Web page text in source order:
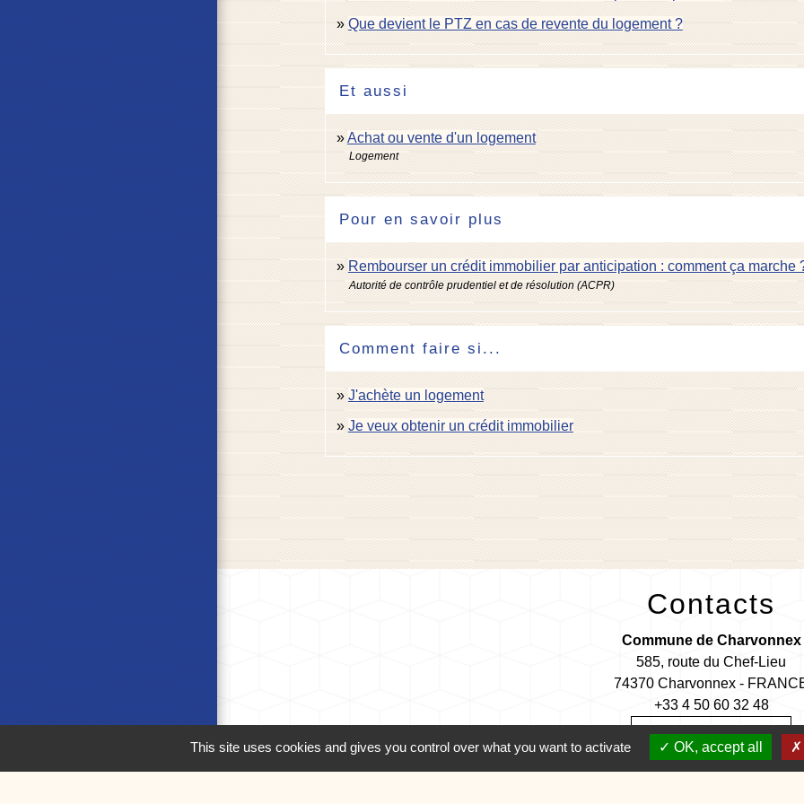
Que devient le PTZ en cas de revente du logement ?
Et aussi
Achat ou vente d'un logement
Logement
Pour en savoir plus
Rembourser un crédit immobilier par anticipation : comment ça marche
Autorité de contrôle prudentiel et de résolution (ACPR)
Comment faire si...
J'achète un logement
Je veux obtenir un crédit immobilier
Contacts
Commune de Charvonnex
585, route du Chef-Lieu
74370 Charvonnex -
+33 4 50 60 32 48
Contact par formulaire
This site uses cookies and gives you control over what you want to activate OK, accept all